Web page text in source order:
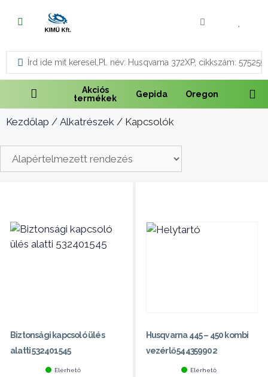
Vágás és fűrészelés
Akkumulátoros termékek
Alkatrészek
Tartozékok és kiegészítők
Akciós
termékek
Gepida Oregon
Kezdőlap / Alkatrészek / Kapcsolók
Biztonsági kapcsoló ülés
alatti 532401545
Elérhető
Husqvarna 445 – 450 kombi
vezérlő 544359902
Elérhető